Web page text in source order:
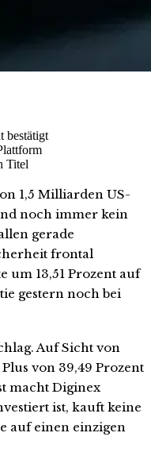
bestätigt
Titel
1,5 Milliarden US-
noch immer kein
gerade
frontal
um 13,51 Prozent auf
gestern noch bei
Auf Sicht von
von 39,49 Prozent
macht Diginex
ist, kauft keine
auf einen einzigen